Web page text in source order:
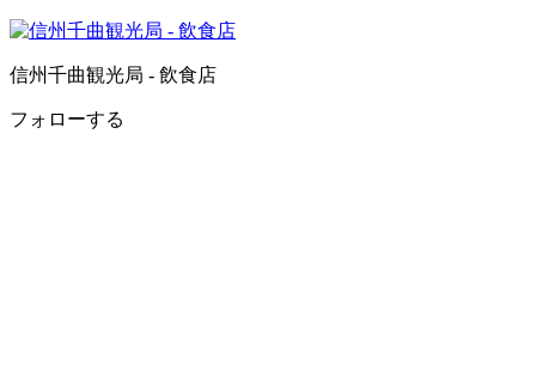
信州千曲観光局 - 飲食店
フォローする